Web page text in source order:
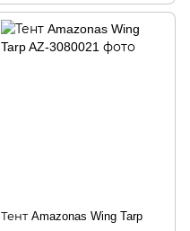
Тент Amazonas Wing Tarp